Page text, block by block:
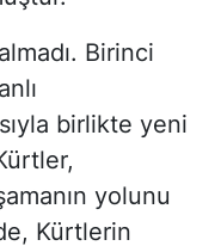
Birinci
birlikte yeni
yolunu
Kürtlerin